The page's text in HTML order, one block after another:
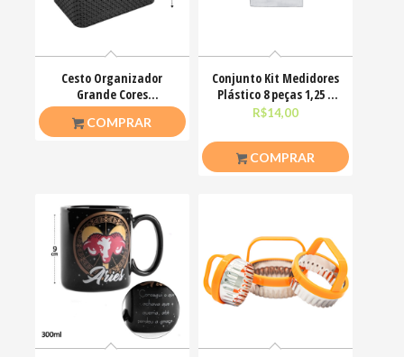
Cesto Organizador
Grande Cores
27x18x14cm Keita
COMPRAR
Conjunto Kit Medidores
Plástico 8 peças 1,25 a
250ml 123util
R$14,00
COMPRAR